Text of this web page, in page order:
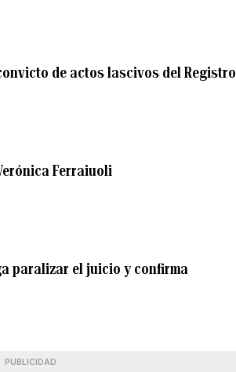
de actos lascivos del Registro
Ferraiuoli
paralizar el juicio y confirma
PUBLICIDAD